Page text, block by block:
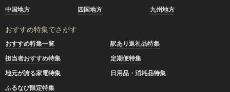
中国地方
四国地方 九州地方
おすすめ特集でさがす
おすすめ特集一覧
訳あり返礼品特集
担当者おすすめ特集
定期便特集
地元が誇る家電特集
日用品・消耗品特集
ふるなび限定特集